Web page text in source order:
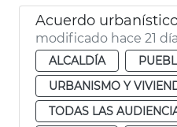
modificado hace 21
ALCALDÍA
URBANISMO Y
TODAS LAS